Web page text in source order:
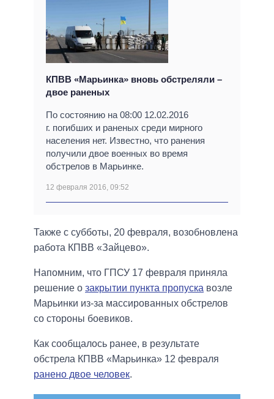
КПВВ «Марьинка» вновь обстреляли –
двое раненых
По состоянию на 08:00 12.02.2016
г. погибших и раненых среди мирного
населения нет. Известно, что ранения
получили двое военных во время
обстрелов в Марьинке.
12 февраля 2016, 09:52
Также с субботы, 20 февраля, возобновлена
работа КПВВ «Зайцево».
Напомним, что ГПСУ 17 февраля приняла
решение о закрытии пункта пропуска возле
Марьинки из-за массированных обстрелов
со стороны боевиков.
Как сообщалось ранее, в результате
обстрела КПВВ «Марьинка» 12 февраля
ранено двое человек.